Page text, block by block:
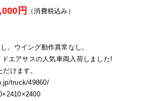
円 （消費税込み）
。ウイング動作異常なし。
エアサスの人気車両入荷しました!
けます。
truck/49860/